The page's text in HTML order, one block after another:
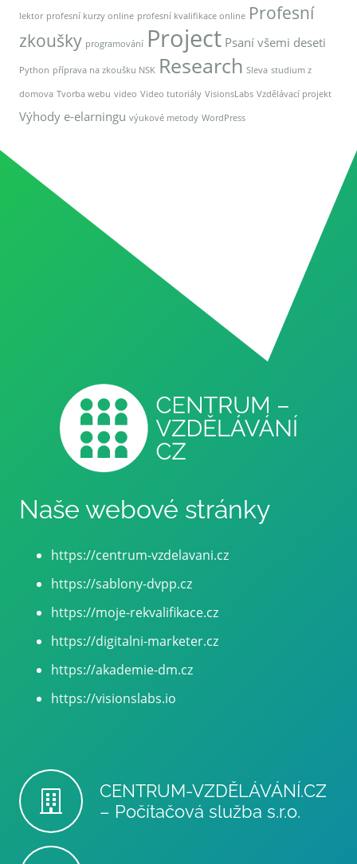
lektor profesní kurzy online profesní kvalifikace online Profesní
zkoušky programování Project Psaní všemi deseti
Python příprava na zkoušku NSK Research Sleva studium z
domova Tvorba webu video Video tutoriály VisionsLabs Vzdělávací projekt
Výhody e-elarningu výukové metody WordPress
Naše webové stránky
https://centrum-vzdelavani.cz
https://sablony-dvpp.cz
https://moje-rekvalifikace.cz
https://digitalni-marketer.cz
https://akademie-dm.cz
https://visionslabs.io
CENTRUM-VZDĚLÁVÁNÍ.CZ
– Počítačová služba s.r.o.